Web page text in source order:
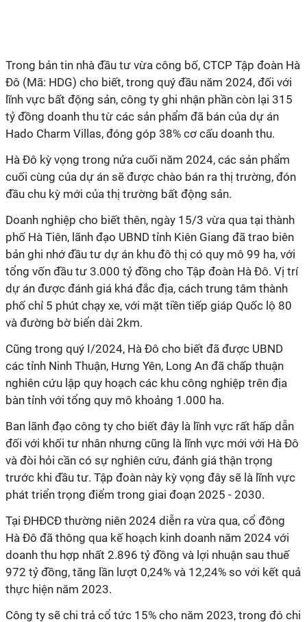
Trong bản tin nhà đầu tư vừa công bố, CTCP Tập đoàn Hà
Đô (Mã: HDG) cho biết, trong quý đầu năm 2024, đối với
lĩnh vực bất động sản, công ty ghi nhận phần còn lại 315
tỷ đồng doanh thu từ các sản phẩm đã bán của dự án
Hado Charm Villas, đóng góp 38% cơ cấu doanh thu.
Hà Đô kỳ vọng trong nửa cuối năm 2024, các sản phẩm
cuối cùng của dự án sẽ được chào bán ra thị trường, đón
đầu chu kỳ mới của thị trường bất động sản.
Doanh nghiệp cho biết thên, ngày 15/3 vừa qua tại thành
phố Hà Tiên, lãnh đạo UBND tỉnh Kiên Giang đã trao biên
bản ghi nhớ đầu tư dự án khu đô thị có quy mô 99 ha, với
tổng vốn đầu tư 3.000 tỷ đồng cho Tập đoàn Hà Đô. Vị trí
dự án được đánh giá khá đắc địa, cách trung tâm thành
phố chỉ 5 phút chạy xe, với mặt tiền tiếp giáp Quốc lộ 80
và đường bờ biển dài 2km.
Cũng trong quý I/2024, Hà Đô cho biết đã được UBND
các tỉnh Ninh Thuận, Hưng Yên, Long An đã chấp thuận
nghiên cứu lập quy hoạch các khu công nghiệp trên địa
bàn tỉnh với tổng quy mô khoảng 1.000 ha.
Ban lãnh đạo công ty cho biết đây là lĩnh vực rất hấp dẫn
đối với khối tư nhân nhưng cũng là lĩnh vực mới với Hà Đô
và đòi hỏi cần có sự nghiên cứu, đánh giá thận trọng
trước khi đầu tư. Tập đoàn này kỳ vọng đây sẽ là lĩnh vực
phát triển trọng điểm trong giai đoạn 2025 - 2030.
Tại ĐHĐCĐ thường niên 2024 diễn ra vừa qua, cổ đông
Hà Đô đã thông qua kế hoạch kinh doanh năm 2024 với
doanh thu hợp nhất 2.896 tỷ đồng và lợi nhuận sau thuế
972 tỷ đồng, tăng lần lượt 0,24% và 12,24% so với kết quả
thực hiện năm 2023.
Công ty sẽ chi trả cổ tức 15% cho năm 2023, trong đó chi